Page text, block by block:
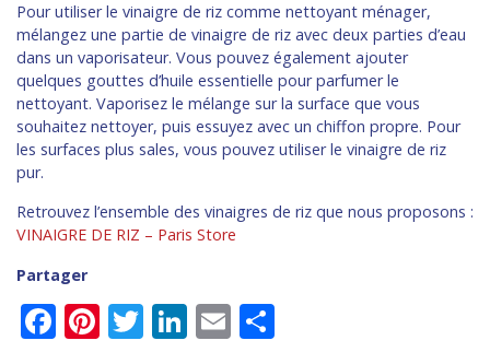
Pour utiliser le vinaigre de riz comme nettoyant ménager,
mélangez une partie de vinaigre de riz avec deux parties d’eau
dans un vaporisateur. Vous pouvez également ajouter
quelques gouttes d’huile essentielle pour parfumer le
nettoyant. Vaporisez le mélange sur la surface que vous
souhaitez nettoyer, puis essuyez avec un chiffon propre. Pour
les surfaces plus sales, vous pouvez utiliser le vinaigre de riz
pur.
Retrouvez l’ensemble des vinaigres de riz que nous proposons :
VINAIGRE DE RIZ – Paris Store
Partager
Facebook
Pinterest
Twitter
LinkedIn
Email